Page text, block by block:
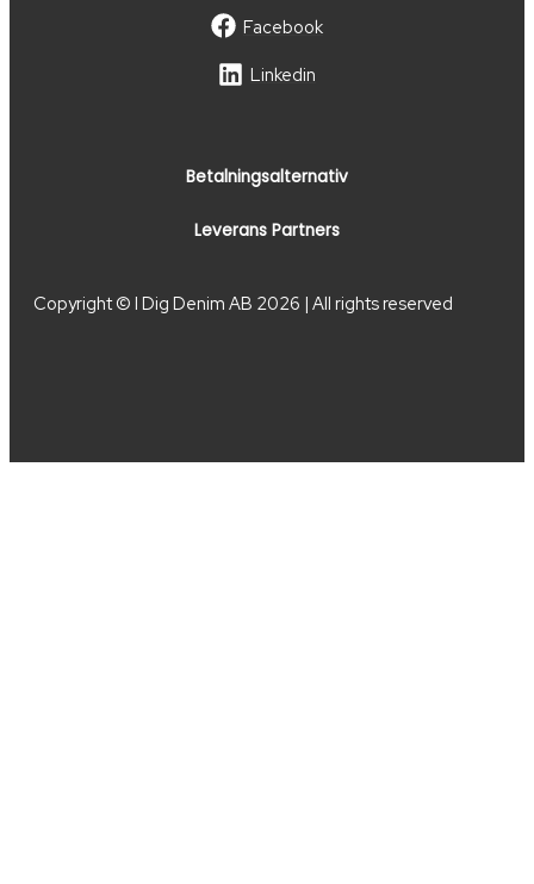
Facebook
Linkedin
Betalningsalternativ
Leverans Partners
Copyright © I Dig Denim AB 2026 | All rights reserved